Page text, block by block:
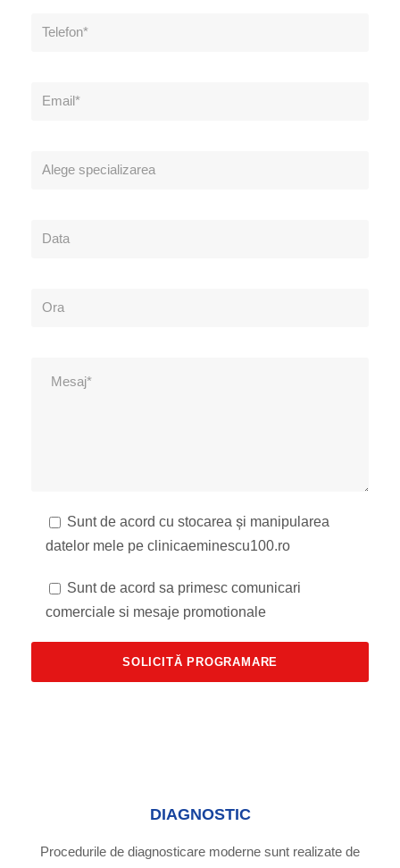
Sunt de acord cu stocarea și manipularea
datelor mele pe clinicaeminescu100.ro
Sunt de acord sa primesc comunicari
comerciale si mesaje promotionale
DIAGNOSTIC
Procedurile de diagnosticare moderne sunt realizate de